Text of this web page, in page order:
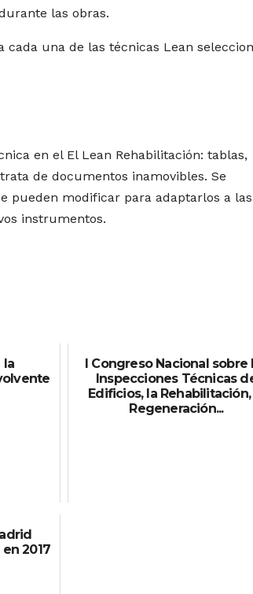
las obras.
una de las técnicas Lean
en el El Lean Rehabilitación: tablas,
de documentos inamovibles. Se
pueden modificar para adaptarlos a las
instrumentos.
la
I Congreso Nacional sobre
Inspecciones Técnicas
Edificios, la Rehabilitación,
Regeneración...
2017